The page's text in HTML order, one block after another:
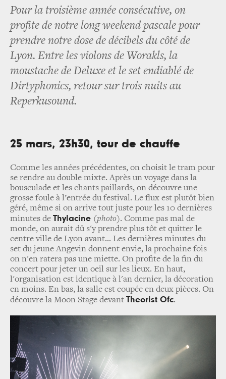
Pour la troisième année consécutive, on
profite de notre long weekend pascale pour
prendre notre dose de décibels du côté de
Lyon. Entre les violons de Worakls, la
moustache de Deluxe et le set endiablé de
Dirtyphonics, retour sur trois nuits au
Reperkusound.
25 mars, 23h30, tour de chauffe
Comme les années précédentes, on choisit le tram pour
se rendre au double mixte. Après un voyage dans la
bousculade et les chants paillards, on découvre une
grosse foule à l’entrée du festival. Le flux est plutôt bien
géré, même si on arrive tout juste pour les 10 dernières
minutes de Thylacine (photo). Comme pas mal de
monde, on aurait dû s'y prendre plus tôt et quitter le
centre ville de Lyon avant... Les dernières minutes du
set du jeune Angevin donnent envie, la prochaine fois
on n'en ratera pas une miette. On profite de la fin du
concert pour jeter un oeil sur les lieux. En haut,
l'organisation est identique à l'an dernier, la décoration
en moins. En bas, la salle est coupée en deux pièces. On
découvre la Moon Stage devant Theorist Ofc.